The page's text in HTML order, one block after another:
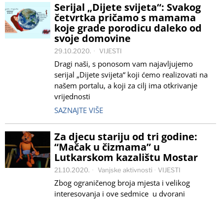
Serijal „Dijete svijeta“: Svakog
četvrtka pričamo s mamama
koje grade porodicu daleko od
svoje domovine
29.10.2020. VIJESTI
Dragi naši, s ponosom vam najavljujemo
serijal „Dijete svijeta“ koji ćemo realizovati na
našem portalu, a koji za cilj ima otkrivanje
vrijednosti
SAZNAJTE VIŠE
Za djecu stariju od tri godine:
“Mačak u čizmama” u
Lutkarskom kazalištu Mostar
21.10.2020. Vanjske aktivnosti · VIJESTI
Zbog ograničenog broja mjesta i velikog
interesovanja i ove sedmice u dvorani